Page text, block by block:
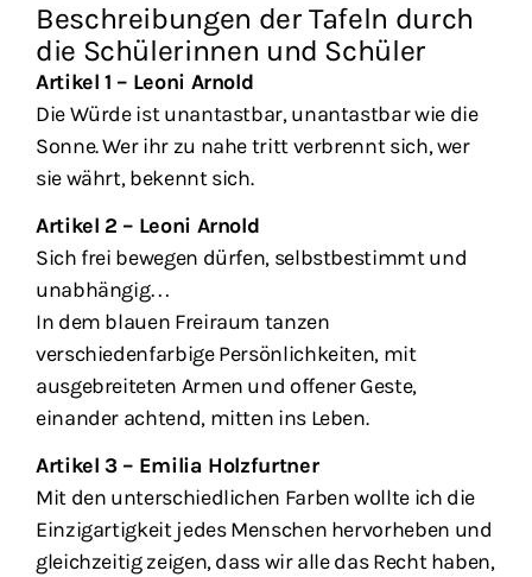
Beschreibungen der Tafeln durch
die Schülerinnen und Schüler
Artikel 1 – Leoni Arnold
Die Würde ist unantastbar, unantastbar wie die
Sonne. Wer ihr zu nahe tritt verbrennt sich, wer
sie währt, bekennt sich.
Artikel 2 – Leoni Arnold
Sich frei bewegen dürfen, selbstbestimmt und
unabhängig…
In dem blauen Freiraum tanzen
verschiedenfarbige Persönlichkeiten, mit
ausgebreiteten Armen und offener Geste,
einander achtend, mitten ins Leben.
Artikel 3 – Emilia Holzfurtner
Mit den unterschiedlichen Farben wollte ich die
Einzigartigkeit jedes Menschen hervorheben und
gleichzeitig zeigen, dass wir alle das Recht haben,